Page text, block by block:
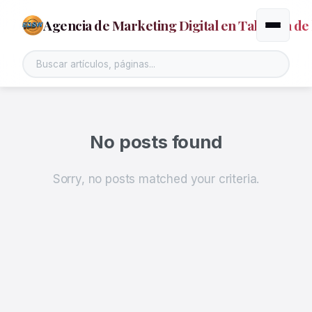
Agencia de Marketing Digital en Talavera de
Alternar
No posts found
Sorry, no posts matched your criteria.